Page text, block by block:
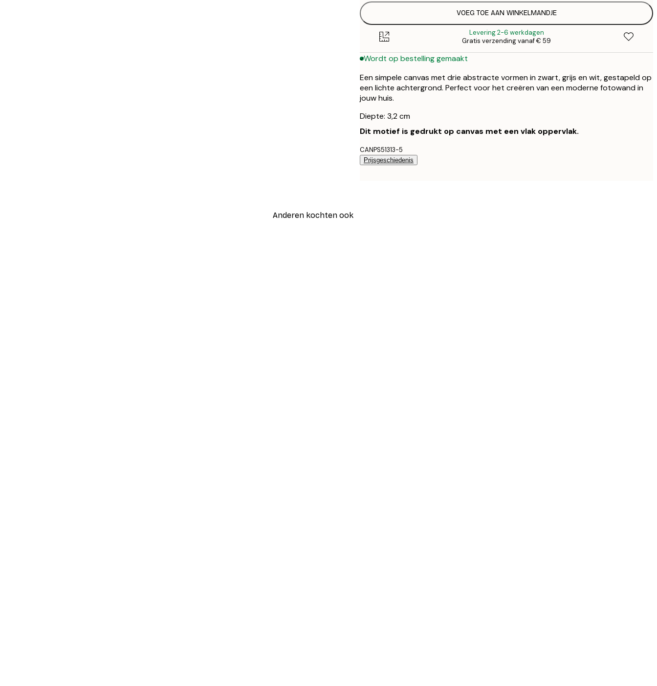
VOEG TOE AAN WINKELMANDJE
Levering 2-6 werkdagen
Gratis verzending vanaf € 59
Wordt op bestelling gemaakt
Een simpele canvas met drie abstracte vormen in zwart, grijs en wit, gestapeld op
een lichte achtergrond. Perfect voor het creëren van een moderne fotowand in
jouw huis.
Diepte: 3,2 cm
Dit motief is gedrukt op canvas met een vlak oppervlak.
CANPS51313-5
Prijsgeschiedenis
Anderen kochten ook